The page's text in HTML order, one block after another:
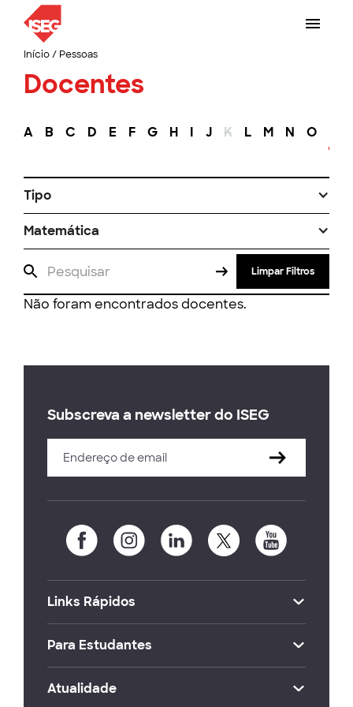
Início/ Pessoas
Docentes
A B C D E F G H I J K L M N O
Tipo
Matemática
Limpar Filtros
Não foram encontrados docentes.
Subscreva a newsletter do ISEG
Links Rápidos
Para Estudantes
Atualidade